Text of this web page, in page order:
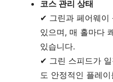
코스 관리 상태
✔ 그린과 페어웨이
있으며, 매 홀마다
있습니다.
✔ 그린 스피드가
도 안정적인 플레